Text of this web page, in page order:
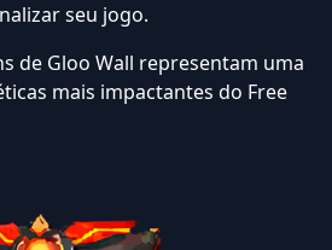
seu jogo.
de Gloo Wall representam uma
mais impactantes do Free